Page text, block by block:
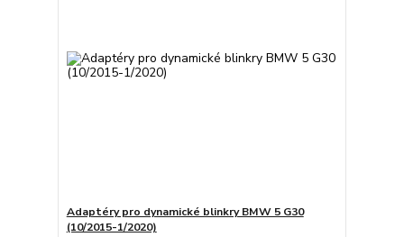
Adaptéry pro dynamické blinkry BMW 5 G30
(10/2015-1/2020)